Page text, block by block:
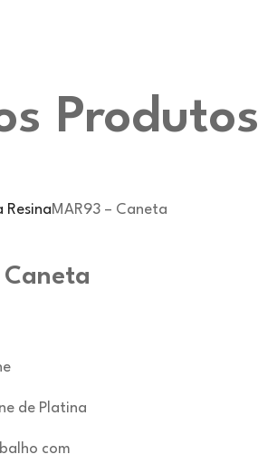
Produtos
ResinaMAR93 – Caneta
Caneta
de Platina
com